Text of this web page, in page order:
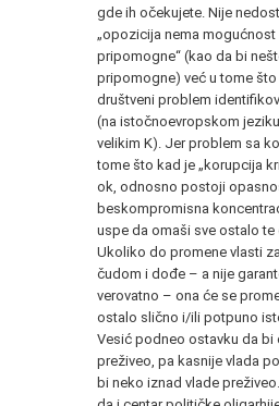
gde ih očekujete. Nije
„opozicija nema
pripomogne“ (kao da bi
pripomogne) već u tome
društveni problem
(na istočnoevropskom
velikim K). Jer problem sa
tome što kad je „korupcija
ok, odnosno postoji
beskompromisna
uspe da omaši sve ostalo te
Ukoliko do promene vlasti
čudom i dođe – a nije
verovatno – ona će se
ostalo slično i/ili potpuno
Vesić podneo ostavku da bi
preživeo, pa kasnije vlada
bi neko iznad vlade